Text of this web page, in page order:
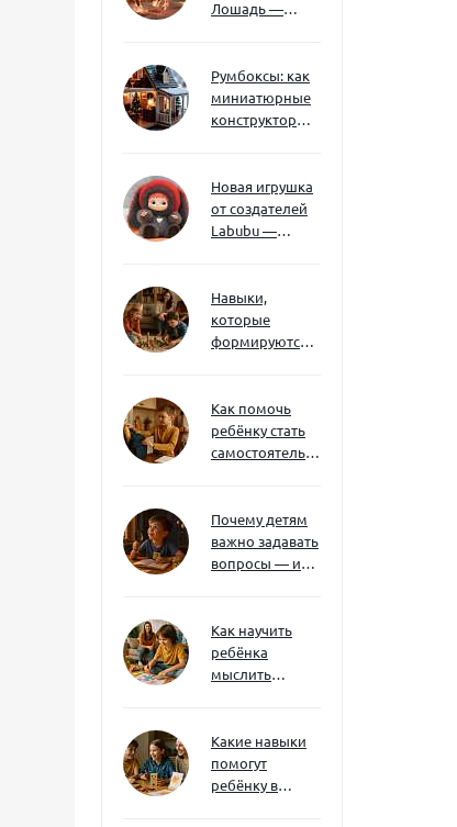
Лошадь —
ждать и как
подготовиться
Румбоксы: как
миниатюрные
конструкторы
мышление и
внимание к
деталям
Новая игрушка
от создателей
Labubu —
Навыки,
которые
формируются
ребёнка
успешным
Как помочь
ребёнку стать
самостоятельным
Почему детям
важно задавать
вопросы — и
Как научить
ребёнка
мыслить
сложностей
Какие навыки
помогут
ребёнку в